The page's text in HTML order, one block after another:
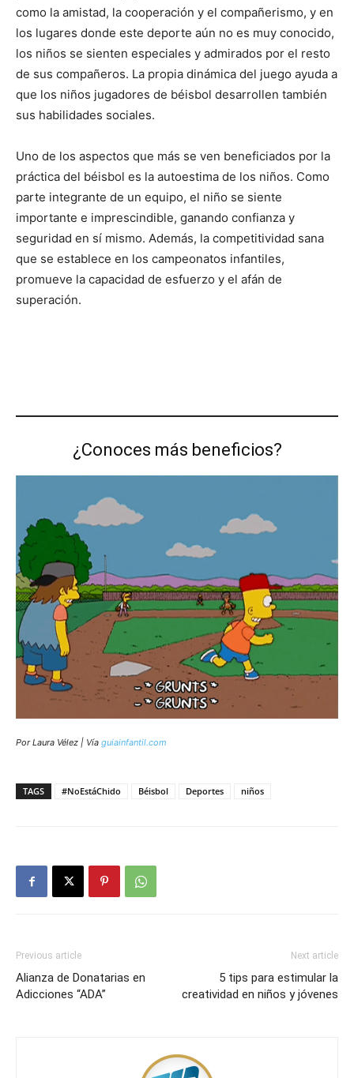
como la amistad, la cooperación y el compañerismo, y en
los lugares donde este deporte aún no es muy conocido,
los niños se sienten especiales y admirados por el resto
de sus compañeros. La propia dinámica del juego ayuda a
que los niños jugadores de béisbol desarrollen también
sus habilidades sociales.
Uno de los aspectos que más se ven beneficiados por la
práctica del béisbol es la autoestima de los niños. Como
parte integrante de un equipo, el niño se siente
importante e imprescindible, ganando confianza y
seguridad en sí mismo. Además, la competitividad sana
que se establece en los campeonatos infantiles,
promueve la capacidad de esfuerzo y el afán de
superación.
¿Conoces más beneficios?
Por Laura Vélez | Vía guiainfantil.com
TAGS #NoEstáChido Béisbol Deportes niños
Previous article
Alianza de Donatarias en
Adicciones “ADA”
Next article
5 tips para estimular la
creatividad en niños y jóvenes